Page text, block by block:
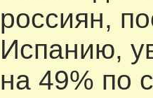
россиян,
Испанию,
на 49% по